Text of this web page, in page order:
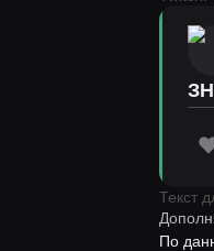
Текст
По